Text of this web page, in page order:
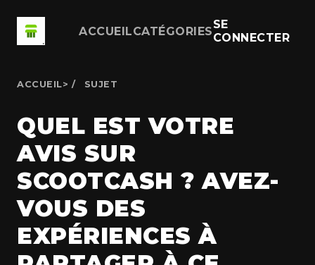
ACCUEILCATÉGORIESSE
CONNECTER
ACCUEIL> SUJET
QUEL EST VOTRE
AVIS SUR
SCOOTCASH ? AVEZ-
VOUS DES
EXPÉRIENCES À